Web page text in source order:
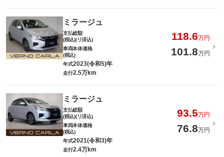
ミラージュ
支払総額
(税込)(リ済込)
118.6万円
車両本体価格
(税込)
101.8万円
年式2023(令和5)年
走行2.5万km
ミラージュ
支払総額
(税込)(リ済込)
93.5万円
車両本体価格
(税込)
76.8万円
年式2021(令和3)年
走行2.4万km